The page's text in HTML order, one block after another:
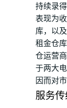
持续录
表现为
库，以
租金仓
仓运营
于两大
因而对
服务